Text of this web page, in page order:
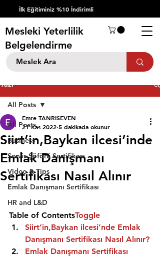
İlk Eğitiminiz %10 İndirimli
Mesleki Yeterlilik
Belgelendirme
Yazı
All Posts
Business
Servis Şöförü Sertifikası
Video & Tips
Emlak Danışmanı Sertifikası
HR and L&D
All Posts
Siirt’in,Baykan ilcesi’inde
Emlak Danışmanı
Sertifikası Nasıl Alınır
Emre TANRISEVEN
21 Kas 2022 5 dakikada okunur
Table of ContentsToggle
Siirt’in,Baykan ilcesi’nde Emlak
Danışmanı Sertifikası Nasıl Alınır?
Emlak Danışmanı Sertifikası